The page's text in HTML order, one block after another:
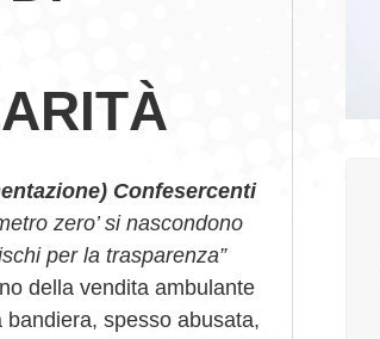
Confesercenti
zero’ si nascondono
per la trasparenza”
della vendita ambulante
spesso abusata,